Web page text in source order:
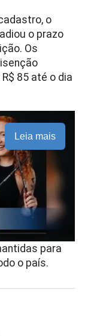
o
o prazo
Os
85 até o dia
Leia mais
para
o país.